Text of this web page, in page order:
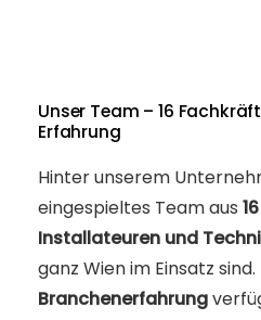
Unser Team – 16
Erfahrung
Hinter unserem
eingespieltes Team aus
Installateuren und
ganz Wien im Einsatz
Branchenerfahrung